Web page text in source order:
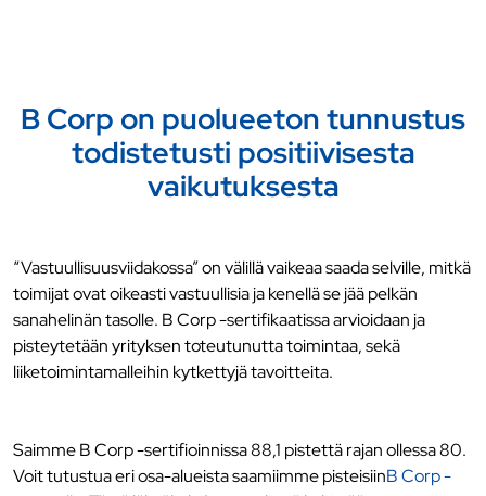
B Corp on puolueeton tunnustus
todistetusti positiivisesta
vaikutuksesta
“Vastuullisuusviidakossa” on välillä vaikeaa saada selville, mitkä
toimijat ovat oikeasti vastuullisia ja kenellä se jää pelkän
sanahelinän tasolle. B Corp -sertifikaatissa arvioidaan ja
pisteytetään yrityksen toteutunutta toimintaa, sekä
liiketoimintamalleihin kytkettyjä tavoitteita.
Saimme B Corp -sertifioinnissa 88,1 pistettä rajan ollessa 80.
Voit tutustua eri osa-alueista saamiimme pisteisiinB Corp -